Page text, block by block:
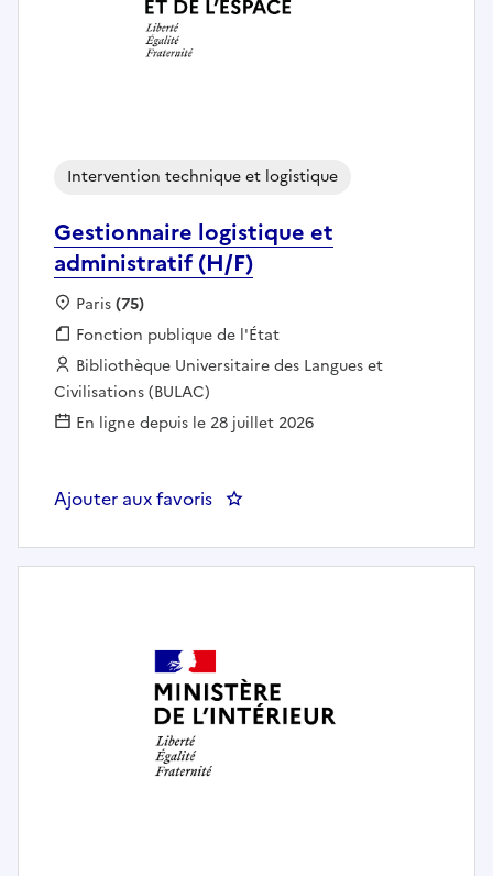
Gestionnaire logistique et
administratif (H/F)
Intervention technique et logistique
Localisation :
Paris(75)
Fonction publique :
Fonction publique de l'État
Employeur :
Bibliothèque Universitaire des Langues et
Civilisations (BULAC)
En ligne depuis le 28 juillet 2026
Ajouter aux favoris : Gestionnaire logistique et